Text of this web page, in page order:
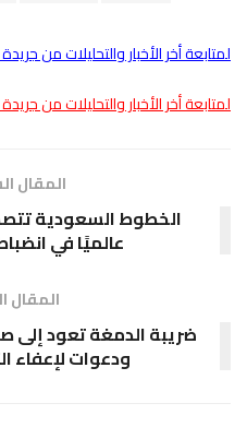
لمتابعة أخر الأخبار والتحليلات من
لمتابعة أخر الأخبار والتحليلات من
المقال
الخطوط السعودية
عالميًا في
المقال
ضريبة الدمغة تعود إلى
ودعوات لإعفاء